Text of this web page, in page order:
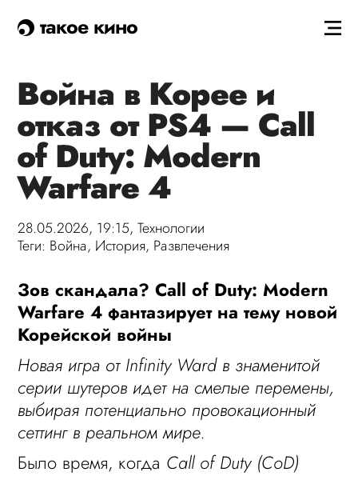
такое кино
Война в Корее и
отказ от PS4 — Call
of Duty: Modern
Warfare 4
28.05.2026, 19:15,Технологии
Теги: Война, История, Развлечения
Зов скандала? Call of Duty: Modern
Warfare 4 фантазирует на тему новой
Корейской войны
Новая игра от Infinity Ward в знаменитой
серии шутеров идет на смелые перемены,
выбирая потенциально провокационный
сеттинг в реальном мире.
Было время, когда Call of Duty (CoD)